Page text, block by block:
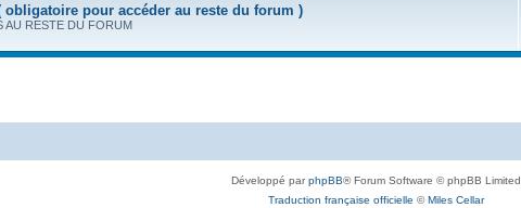
obligatoire pour accéder au reste du forum )
AU RESTE DU FORUM
Développé parphpBB® Forum Software © phpBB Limited
Traduction française officielle ©Miles Cellar